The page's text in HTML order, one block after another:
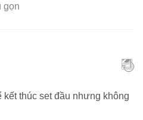
gọn
thúc set đầu nhưng không